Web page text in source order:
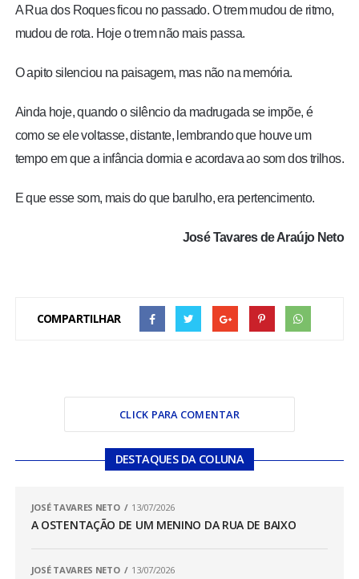
A Rua dos Roques ficou no passado. O trem mudou de ritmo,
mudou de rota. Hoje o trem não mais passa.
O apito silenciou na paisagem, mas não na memória.
Ainda hoje, quando o silêncio da madrugada se impõe, é
como se ele voltasse, distante, lembrando que houve um
tempo em que a infância dormia e acordava ao som dos trilhos.
E que esse som, mais do que barulho, era pertencimento.
José Tavares de Araújo Neto
COMPARTILHAR
CLICK PARA COMENTAR
DESTAQUES DA COLUNA
JOSÉ TAVARES NETO 13/07/2026
A OSTENTAÇÃO DE UM MENINO DA RUA DE BAIXO
JOSÉ TAVARES NETO 13/07/2026